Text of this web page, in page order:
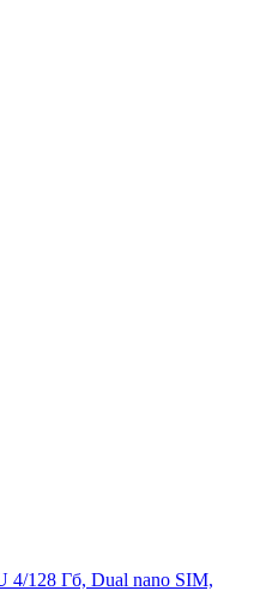
4/128 Гб, Dual nano SIM,